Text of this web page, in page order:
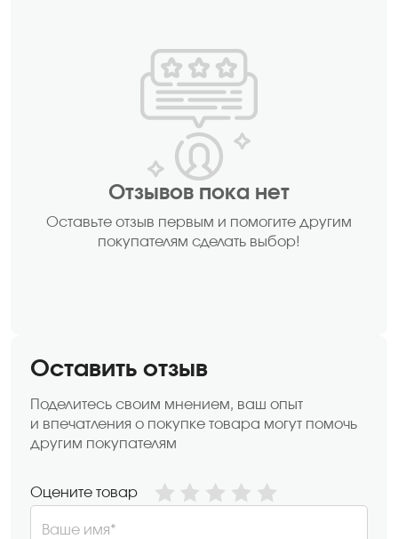
Отзывов пока нет
Оставьте отзыв первым и помогите другим
покупателям сделать выбор!
Оставить отзыв
Поделитесь своим мнением, ваш опыт
и впечатления о покупке товара могут помочь
другим покупателям
Оцените товар
Ваше имя*